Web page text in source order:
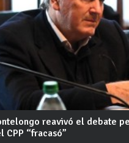
reavivó el debate
CPP “fracasó”